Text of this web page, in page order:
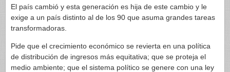
El país cambió y esta generación es hija de este cambio y le
exige a un país distinto al de los 90 que asuma grandes tareas
transformadoras.
Pide que el crecimiento económico se revierta en una política
de distribución de ingresos más equitativa; que se proteja el
medio ambiente; que el sistema político se genere con una ley